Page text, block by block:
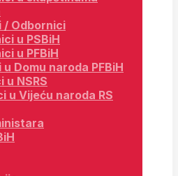
/ Odbornici
u PSBiH
u PFBiH
Domu naroda PFBiH
u NSRS
u Vijeću naroda RS